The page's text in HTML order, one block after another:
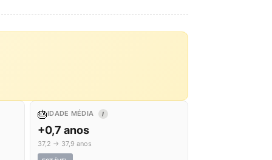
🎂IDADE MÉDIA I
+0,7 anos
37,2 → 37,9 anos